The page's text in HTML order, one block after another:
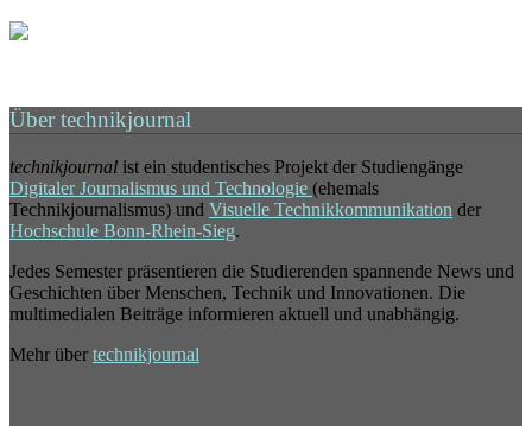
Über technikjournal
technikjournal ist ein studentisches Projekt der Studiengänge
Digitaler Journalismus und Technologie (ehemals
Technikjournalismus) und Visuelle Technikkommunikation der
Hochschule Bonn-Rhein-Sieg.
Jedes Semester präsentieren die Studierenden spannende News und
Geschichten über Menschen, Technik und Innovationen. Die
multimedialen Beiträge informieren aktuell und unabhängig.
Mehr über technikjournal